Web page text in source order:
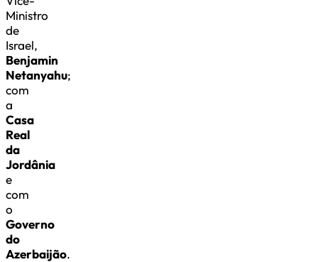
Ministro
de
Israel,
Benjamin
Netanyahu;
com
a
Casa
Real
da
Jordânia
e
com
o
Governo
do
Azerbaijão.